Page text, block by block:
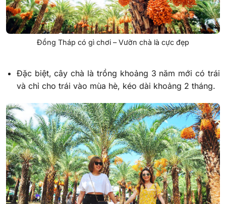
Đồng Tháp có gì chơi – Vườn chà là cực đẹp
Đặc biệt, cây chà là trồng khoảng 3 năm mới có trái
và chỉ cho trái vào mùa hè, kéo dài khoảng 2 tháng.